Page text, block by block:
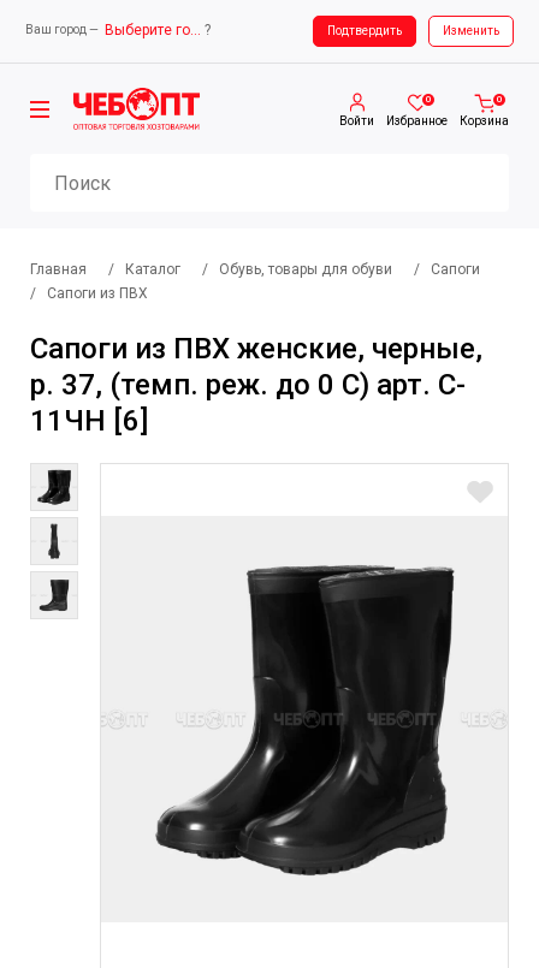
Ваш город — Выберите город ? Подтвердить Изменить
Ваш город — Выберите город
Войти
0
Избранное
0
Корзина
Главная / Каталог / Обувь, товары для обуви /
Сапоги
/
Сапоги из ПВХ
Сапоги из ПВХ женские, черные,
р. 37, (темп. реж. до 0 С) арт. C-
11ЧН [6]